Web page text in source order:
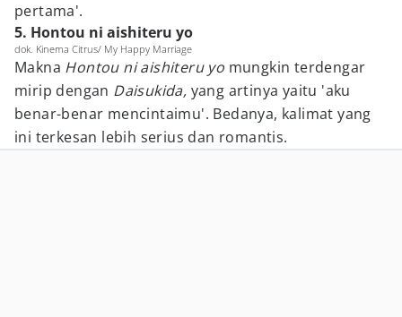
pertama'.
5. Hontou ni aishiteru yo
dok. Kinema Citrus/ My Happy Marriage
Makna Hontou ni aishiteru yo mungkin terdengar
mirip dengan Daisukida, yang artinya yaitu 'aku
benar-benar mencintaimu'. Bedanya, kalimat yang
ini terkesan lebih serius dan romantis.